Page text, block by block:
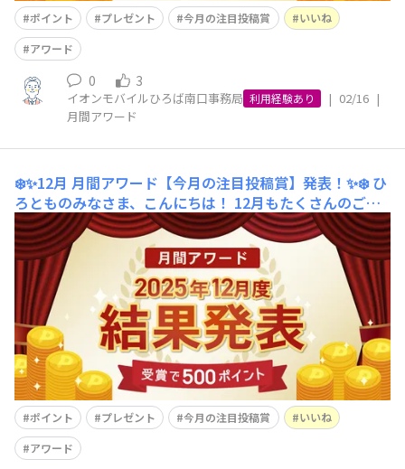
ポイント プレゼント 今月の注目投稿賞
いいね
アワード
0 3
イオンモバイルひろば南口事務局 利用経験あり | 02/16 |
月間アワード
❄️✨12月 月間アワード【今月の注目投稿賞】発表！✨❄️ ひ
ろとものみなさま、こんにちは！ 12月もたくさんのご投
稿をしていただき、ありがとうございました！スマホで撮
影された綺麗な景色や日常のふとした瞬間の写真はもちろ
ん、クリスマスや年末を感じるお写真など、みなさまから
の素敵な投稿の一つ一つをひろばスタッフ一同、今月も楽
しく拝見させていただきまし
ポイント プレゼント 今月の注目投稿賞
いいね
アワード